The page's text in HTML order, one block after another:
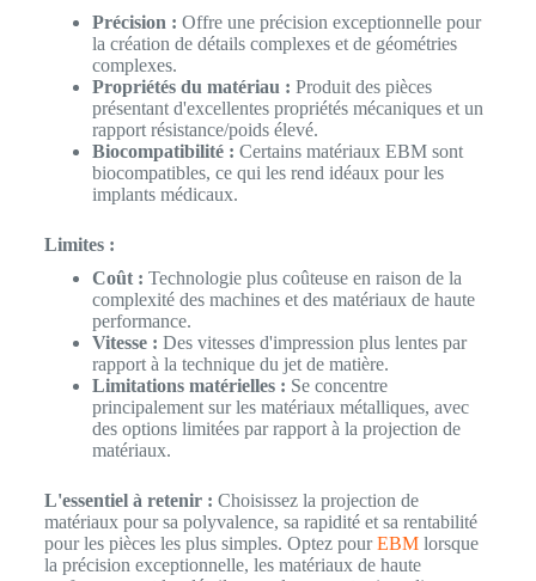
Précision : Offre une précision exceptionnelle pour
la création de détails complexes et de géométries
complexes.
Propriétés du matériau : Produit des pièces
présentant d'excellentes propriétés mécaniques et un
rapport résistance/poids élevé.
Biocompatibilité : Certains matériaux EBM sont
biocompatibles, ce qui les rend idéaux pour les
implants médicaux.
Limites :
Coût : Technologie plus coûteuse en raison de la
complexité des machines et des matériaux de haute
performance.
Vitesse : Des vitesses d'impression plus lentes par
rapport à la technique du jet de matière.
Limitations matérielles : Se concentre
principalement sur les matériaux métalliques, avec
des options limitées par rapport à la projection de
matériaux.
L'essentiel à retenir : Choisissez la projection de
matériaux pour sa polyvalence, sa rapidité et sa rentabilité
pour les pièces les plus simples. Optez pourEBMlorsque
la précision exceptionnelle, les matériaux de haute